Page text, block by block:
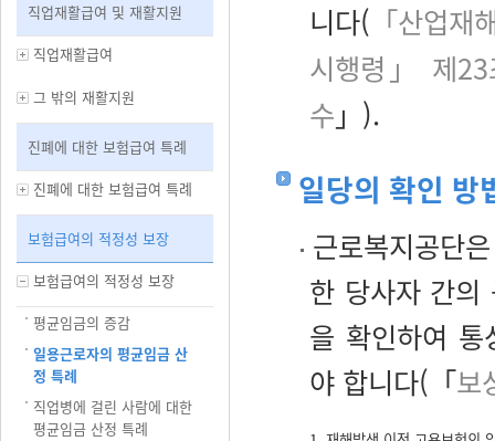
직업재활급여 및 재활지원
직업재활급여
그 밖의 재활지원
진폐에 대한 보험급여 특례
진폐에 대한 보험급여 특례
보험급여의 적정성 보장
보험급여의 적정성 보장
평균임금의 증감
일용근로자의 평균임금 산
정 특례
직업병에 걸린 사람에 대한
평균임금 산정 특례
니다( 「산업
시행령」 제23
수 」).
일당의 확인 방
근로복지공단
한 당사자 간의
을 확인하여 통
야 합니다(「보